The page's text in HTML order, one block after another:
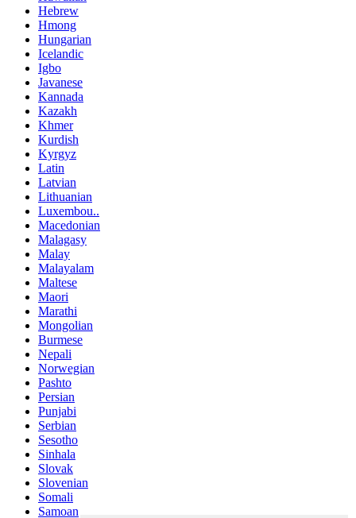
Hebrew
Hmong
Hungarian
Icelandic
Igbo
Javanese
Kannada
Kazakh
Khmer
Kurdish
Kyrgyz
Latin
Latvian
Lithuanian
Luxembou..
Macedonian
Malagasy
Malay
Malayalam
Maltese
Maori
Marathi
Mongolian
Burmese
Nepali
Norwegian
Pashto
Persian
Punjabi
Serbian
Sesotho
Sinhala
Slovak
Slovenian
Somali
Samoan